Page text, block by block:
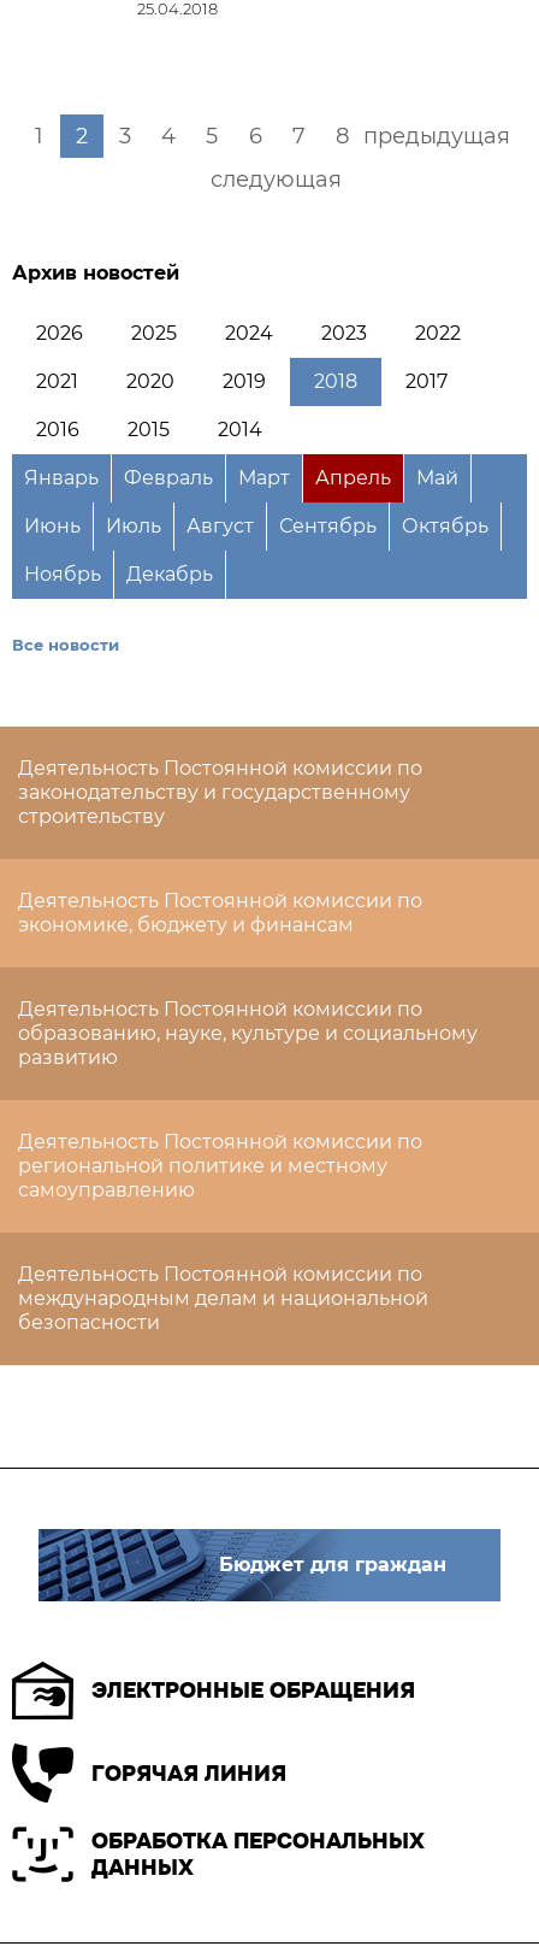
25.04.2018
предыдущая
1 2 3 4 5 6 7
8
следующая
Архив новостей
2026 2025 2024 2023 2022
2021 2020 2019 2018 2017
2016 2015 2014
Январь Февраль Март Апрель Май
Июнь Июль Август Сентябрь Октябрь
Ноябрь Декабрь
Все новости
Деятельность Постоянной комиссии по
законодательству и государственному
строительству
Деятельность Постоянной комиссии по
экономике, бюджету и финансам
Деятельность Постоянной комиссии по
образованию, науке, культуре и социальному
развитию
Деятельность Постоянной комиссии по
региональной политике и местному
самоуправлению
Деятельность Постоянной комиссии по
международным делам и национальной
безопасности
Бюджет для граждан
ЭЛЕКТРОННЫЕ ОБРАЩЕНИЯ
ГОРЯЧАЯ ЛИНИЯ
ОБРАБОТКА ПЕРСОНАЛЬНЫХ
ДАННЫХ